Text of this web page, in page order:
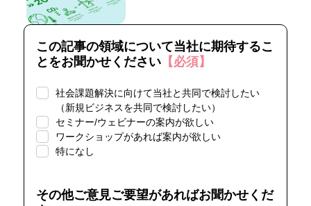
この記事の領域について当社に期待するこ
とをお聞かせください【必須】
社会課題解決に向けて当社と共同で検討したい
（新規ビジネスを共同で検討したい）
セミナー/ウェビナーの案内が欲しい
ワークショップがあれば案内が欲しい
特になし
その他ご意見ご要望があればお聞かせくだ